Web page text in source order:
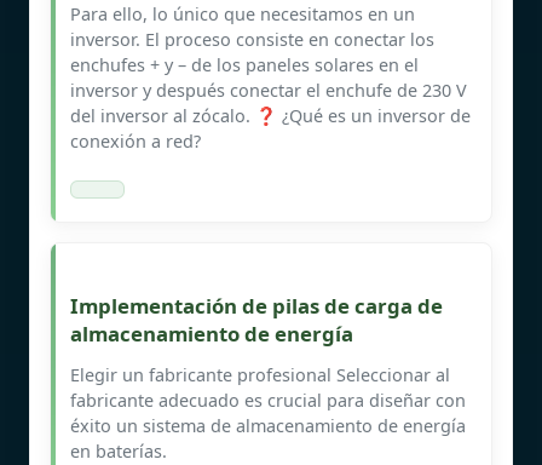
Para ello, lo único que necesitamos en un
inversor. El proceso consiste en conectar los
enchufes + y – de los paneles solares en el
inversor y después conectar el enchufe de 230 V
del inversor al zócalo. ❓ ¿Qué es un inversor de
conexión a red?
Implementación de pilas de carga de
almacenamiento de energía
Elegir un fabricante profesional Seleccionar al
fabricante adecuado es crucial para diseñar con
éxito un sistema de almacenamiento de energía
en baterías.